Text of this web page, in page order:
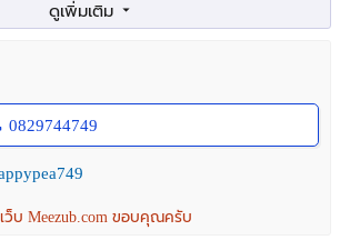
ญ่ 23 กม.**
สภาพดินอุดมสมบูรณ์ เหมาะปลูกต้นไม้ โตไว
ไร่** (โฉนดครุฑแดง 3 โฉนด พร้อมโอน)
ม.** ลึกเฉลี่ย **220 ม.**
งานได้หลากหลาย
0829744749
ว็บ Meezub.com ขอบคุณครับ